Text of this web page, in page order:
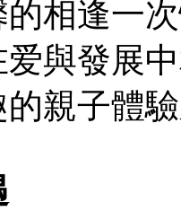
相逢一
與發展
的親子體